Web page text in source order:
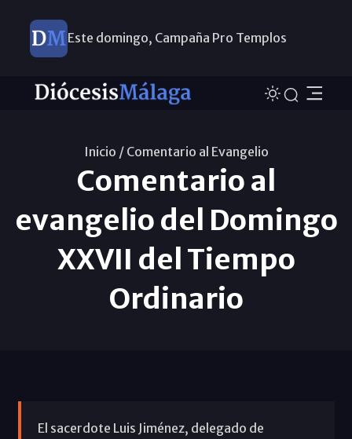
Este domingo, Campaña Pro Templos
Inicio / Comentario al Evangelio
Comentario al
evangelio del Domingo
XXVII del Tiempo
Ordinario
El sacerdote Luis Jiménez, delegado de